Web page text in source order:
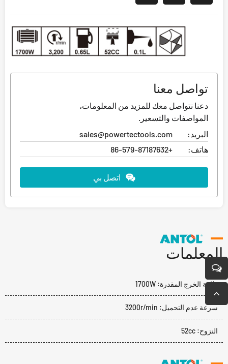
تواصل معنا
دعنا نتواصل معك للمزيد من المعلومات،
المواصفات والتسعير.
البريد:
sales@powertectools.com
هاتف:
+86-579-87187632
اتصل بي
المعلمات
طاقة الخرج المقدرة: 1700W
سرعة عدم التحميل: 3200r/min
النزوح: 52cc